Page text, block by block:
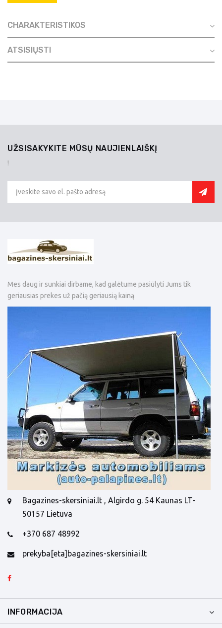
CHARAKTERISTIKOS
ATSISIŲSTI
UŽSISAKYKITE MŪSŲ NAUJIENLAIŠKĮ
!
Mes daug ir sunkiai dirbame, kad galėtume pasiūlyti Jums tik
geriausias prekes už pačią geriausią kainą
Bagazines-skersiniai.lt , Algirdo g. 54 Kaunas LT-
50157 Lietuva
+370 687 48992
prekyba[eta]bagazines-skersiniai.lt
INFORMACIJA